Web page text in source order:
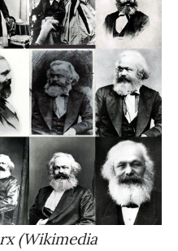
(Wikimedia